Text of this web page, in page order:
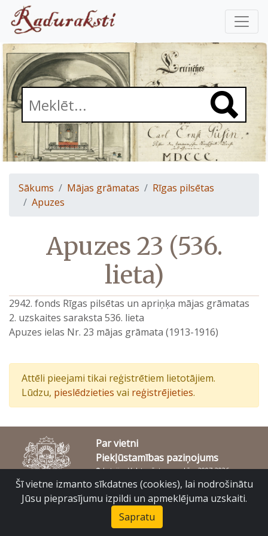
Sākums Mājas grāmatas
Rīgas pilsētas
Apuzes
Apuzes 23 (536.
lieta)
2942. fonds Rīgas pilsētas un apriņķa mājas grāmatas
2. uzskaites saraksta 536. lieta
Apuzes ielas Nr. 23 mājas grāmata (1913-1916)
Attēli pieejami tikai reģistrētiem lietotājiem.
Lūdzu, pieslēdzieties vai reģistrējieties.
Par vietni
Piekļūstamības paziņojums
© Latvijas Valsts vēstures arhīvs 2007-2026
Slokas iela 16, Rīga, LV – 1048
Šī vietne izmanto sīkdatnes (cookies), lai nodrošinātu
Jūsu pieprasījumu izpildi un apmeklējuma uzskaiti.
Sapratu